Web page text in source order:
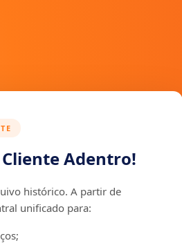
Adentro!
histórico. A partir de
unificado para: